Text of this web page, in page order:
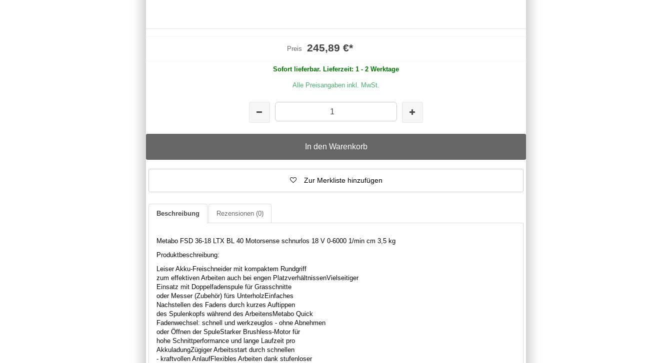
Preis 245,89 €*
Sofort lieferbar. Lieferzeit: 1 - 2 Werktage
Alle Preisangaben inkl. MwSt.
In den Warenkorb
Zur Merkliste hinzufügen
Beschreibung Rezensionen (0)
Metabo FSD 36-18 LTX BL 40 Motorsense schnurlos 18 V 0-6000 1/min cm 3,5 kg
Produktbeschreibung:
Leiser Akku-Freischneider mit kompaktem Rundgriff
zum effektiven Arbeiten auch bei engen PlatzverhältnissenVielseitiger
Einsatz mit Doppelfadenspule für Grasschnitte
oder Messer (Zubehör) fürs UnterholzEinfaches
Nachstellen des Fadens durch kurzes Auftippen
des Spulenkopfs während des ArbeitensMetabo Quick
Fadenwechsel: schnell und werkzeuglos - ohne Abnehmen
oder Öffnen der SpuleStarker Brushless-Motor für
hohe Schnittperformance und lange Laufzeit pro
AkkuladungZügiger Arbeitsstart durch schnellen
- kraftvollen AnlaufFlexibles Arbeiten dank stufenloser